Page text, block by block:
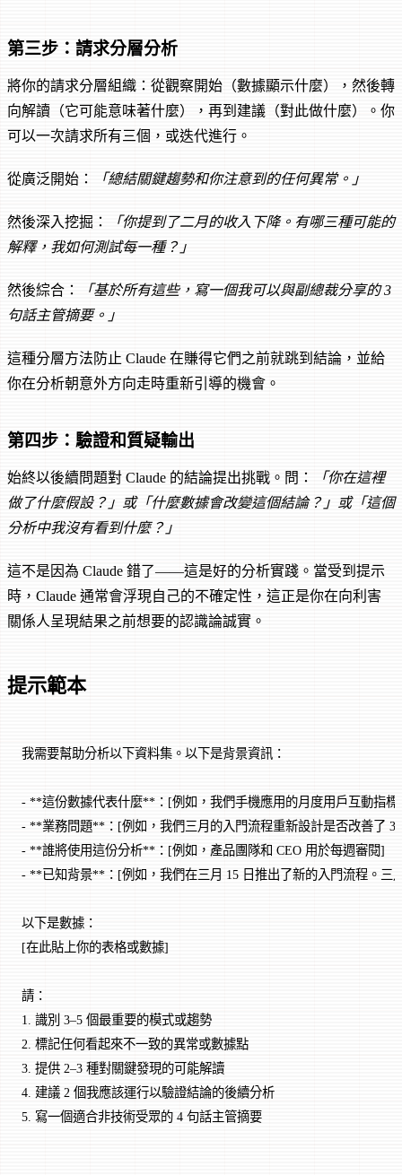
第三步：請求分層分析
將你的請求分層組織：從觀察開始（數據顯示什麼），然後轉
向解讀（它可能意味著什麼），再到建議（對此做什麼）。你
可以一次請求所有三個，或迭代進行。
從廣泛開始： 「總結關鍵趨勢和你注意到的任何異常。」
然後深入挖掘：
「你提到了二月的收入下降。有哪三種可能的
解釋，我如何測試每一種？」
然後綜合：
「基於所有這些，寫一個我可以與副總裁分享的 3
句話主管摘要。」
這種分層方法防止 Claude 在賺得它們之前就跳到結論，並給
你在分析朝意外方向走時重新引導的機會。
第四步：驗證和質疑輸出
始終以後續問題對 Claude 的結論提出挑戰。問：
「你在這裡
做了什麼假設？」 或「什麼數據會改變這個結論？」 或「這個
分析中我沒有看到什麼？」
這不是因為 Claude 錯了——這是好的分析實踐。當受到提示
時，Claude 通常會浮現自己的不確定性，這正是你在向利害
關係人呈現結果之前想要的認識論誠實。
提示範本
我需要幫助分析以下資料集。以下是背景資訊：
- **這份數據代表什麼**：[例如，我們手機應用的月度用戶互動指標]
- **業務問題**：[例如，我們三月的入門流程重新設計是否改善了
- **誰將使用這份分析**：[例如，產品團隊和 CEO 用於每週審閱]
- **已知背景**：[例如，我們在三月 15 日推出了新的入門流程。三
以下是數據：
[在此貼上你的表格或數據]
請：
1. 識別 3–5 個最重要的模式或趨勢
2. 標記任何看起來不一致的異常或數據點
3. 提供 2–3 種對關鍵發現的可能解讀
4. 建議 2 個我應該運行以驗證結論的後續分析
5. 寫一個適合非技術受眾的 4 句話主管摘要